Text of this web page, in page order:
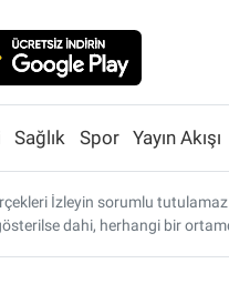
Sağlık Spor Yayın Akışı
İzleyin sorumlu
dahi, herhangi bir